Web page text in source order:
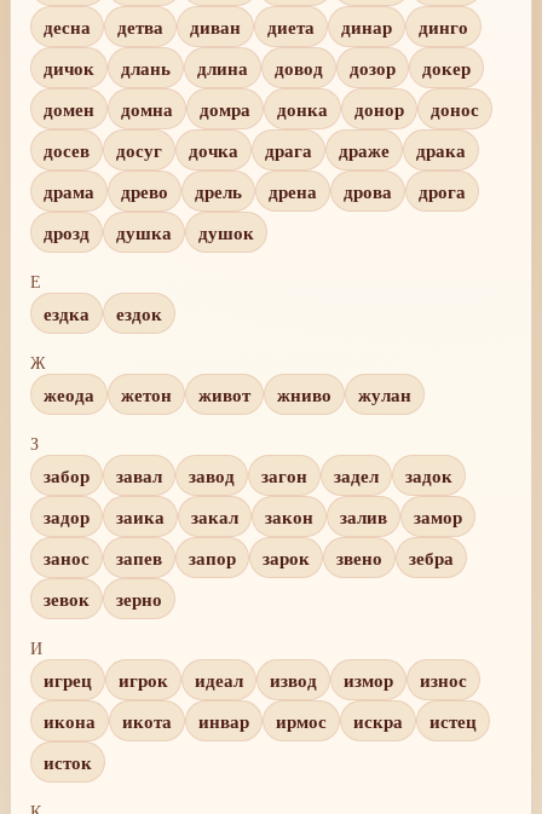
десна
детва диван диета динар
динго
дичок
длань длина довод дозор
докер
домен
домна домра донка донор
донос
досев
досуг дочка драга драже
драка
драма
древо дрель дрена дрова
дрога
дрозд
душка душок
Е
ездка ездок
Ж
жеода жетон живот жниво жулан
З
забор завал завод загон задел
задок
задор
заика закал закон залив
замор
занос
запев запор зарок звено
зебра
зевок
зерно
И
игрец игрок идеал извод измор
износ
икона
икота инвар ирмос искра
истец
исток